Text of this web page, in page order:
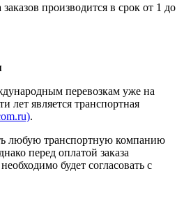
производится в срок от 1 до
перевозкам уже на
лет является транспортная
.
любую транспортную компанию
перед оплатой заказа
будет согласовать с